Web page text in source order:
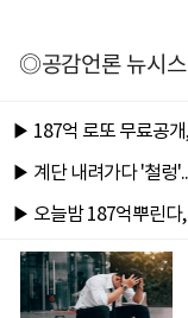
◎공감언론 뉴시스